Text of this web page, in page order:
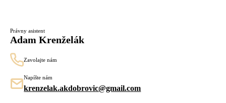
Právny asistent
Adam Krenželák
Zavolajte nám
Napíšte nám
krenzelak.akdobrovic@gmail.com